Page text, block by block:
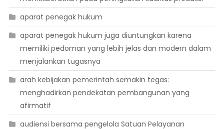
aparat penegak hukum
aparat penegak hukum juga diuntungkan karena
memiliki pedoman yang lebih jelas dan modern dalam
menjalankan tugasnya
arah kebijakan pemerintah semakin tegas:
menghadirkan pendekatan pembangunan yang
afirmatif
audiensi bersama pengelola Satuan Pelayanan